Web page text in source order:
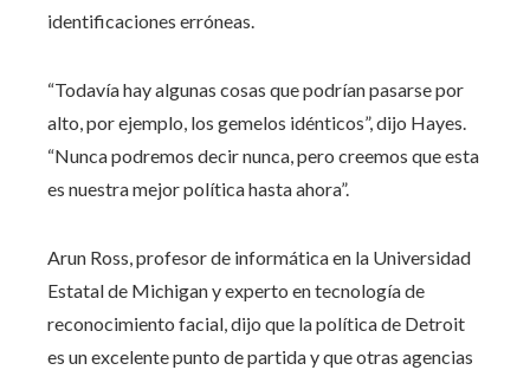
identificaciones erróneas.
“Todavía hay algunas cosas que podrían pasarse por
alto, por ejemplo, los gemelos idénticos”, dijo Hayes.
“Nunca podremos decir nunca, pero creemos que esta
es nuestra mejor política hasta ahora”.
Arun Ross, profesor de informática en la Universidad
Estatal de Michigan y experto en tecnología de
reconocimiento facial, dijo que la política de Detroit
es un excelente punto de partida y que otras agencias